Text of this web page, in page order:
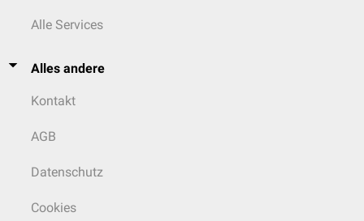
Alle Services
Alles andere
Kontakt
AGB
Datenschutz
Cookies